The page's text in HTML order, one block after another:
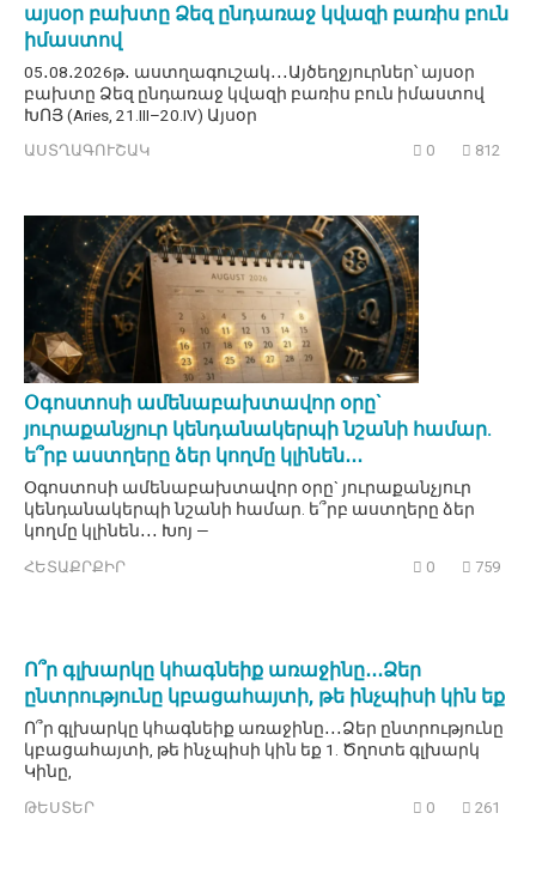
այսօր բախտը Ձեզ ընդառաջ կվազի բառիս բուն
իմաստով
05․08․2026թ․ աստղագուշակ․․․Այծեղջյուրներ՝ այսօր
բախտը Ձեզ ընդառաջ կվազի բառիս բուն իմաստով
ԽՈՅ (Aries, 21.III–20.IV) Այսօր
ԱՍՏՂԱԳՈՒՇԱԿ 0 812
Օգոստոսի ամենաբախտավոր օրը`
յուրաքանչյուր կենդանակերպի նշանի համար.
ե՞րբ աստղերը ձեր կողմը կլինեն․․․
Օգոստոսի ամենաբախտավոր օրը` յուրաքանչյուր
կենդանակերպի նշանի համար. ե՞րբ աստղերը ձեր
կողմը կլինեն․․․ Խոյ —
ՀԵՏԱՔՐՔԻՐ 0 759
Ո՞ր գլխարկը կհագնեիք առաջինը․․․Ձեր
ընտրությունը կբացահայտի, թե ինչպիսի կին եք
Ո՞ր գլխարկը կհագնեիք առաջինը․․․Ձեր ընտրությունը
կբացահայտի, թե ինչպիսի կին եք 1. Ծղոտե գլխարկ
Կինը,
ԹԵՍՏԵՐ 0 261